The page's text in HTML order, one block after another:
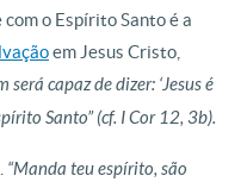
o Espírito Santo é a
em Jesus Cristo,
será capaz de dizer: ‘Jesus é
Santo” (cf. I Cor 12, 3b).
“Manda teu espírito, são